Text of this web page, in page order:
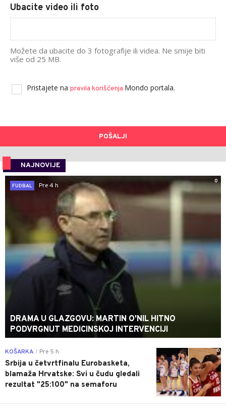
Ubacite video ili foto
Možete da ubacite do 3 fotografije ili videa. Ne smije biti
više od 25 MB.
Pristajete na pravila korišćenja Mondo portala.
POŠALJI
NAJNOVIJE
0
FUDBAL
Pre 4 h
DRAMA U GLAZGOVU: MARTIN O'NIL HITNO
PODVRGNUT MEDICINSKOJ INTERVENCIJI
0
KOŠARKA Pre 5 h
Srbija u četvrtfinalu Eurobasketa,
blamaža Hrvatske: Svi u čudu gledali
rezultat "25:100" na semaforu